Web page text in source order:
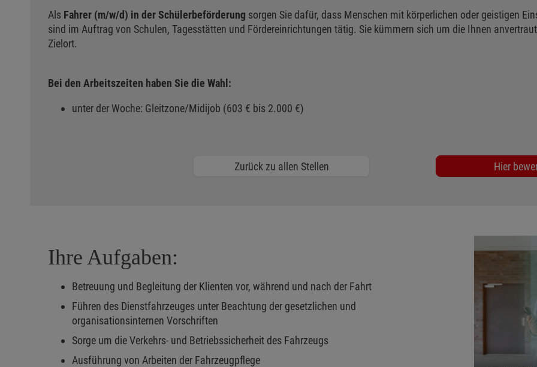
Als Fahrer (m/w/d) in der Schülerbeförderung sorgen Sie dafür, dass Menschen mit körperlichen oder geistigen
sind im Auftrag von Schulen, Tagesstätten und Fördereinrichtungen tätig. Sie kümmern sich um die Ihnen
Zielort.
Bei den Arbeitszeiten haben Sie die Wahl:
unter der Woche: Gleitzone/Midijob (603 € bis 2.000 €)
Zurück zu allen Stellen Hier
Ihre Aufgaben:
Betreuung und Begleitung der Klienten vor, während und nach der Fahrt
Führen des Dienstfahrzeuges unter Beachtung der gesetzlichen und
organisationsinternen Vorschriften
Sorge um die Verkehrs- und Betriebssicherheit des Fahrzeugs
Ausführung von Arbeiten der Fahrzeugpflege